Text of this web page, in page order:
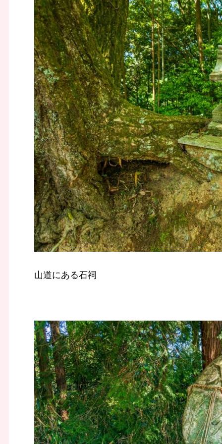
山道にある石祠